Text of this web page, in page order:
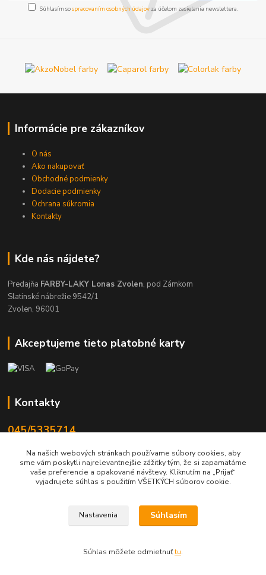
Súhlasím sospracovaním osobných údajov za účelom zasielania newslettera.
Informácie pre zákazníkov
O nás
Ako nakupovať
Obchodné podmienky
Dodacie podmienky
Ochrana súkromia
Kontakty
Kde nás nájdete?
Predajňa FARBY-LAKY Lonas Zvolen, pod Zámkom
Slatinské nábrežie 9542/1
Zvolen, 96001
Akceptujeme tieto platobné karty
Kontakty
045/5335714
info@lonas.sk
© 2024 Lonas s. r. o., farby-laky Zvolen
Na našich webových stránkach používame súbory cookies, aby
sme vám poskytli najrelevantnejšie zážitky tým, že si zapamätáme
vaše preferencie a opakované návštevy. Kliknutím na „Prijať“
vyjadrujete súhlas s použitím VŠETKÝCH súborov cookie.
Nastavenia Súhlasím
Súhlas môžete odmietnuťtu.